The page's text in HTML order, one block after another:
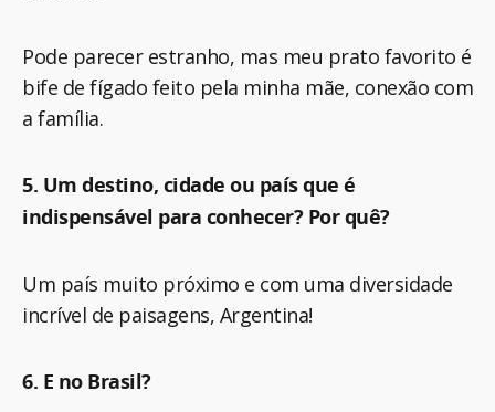
Pode parecer estranho, mas meu prato favorito é
bife de fígado feito pela minha mãe, conexão com
a família.
5. Um destino, cidade ou país que é
indispensável para conhecer? Por quê?
Um país muito próximo e com uma diversidade
incrível de paisagens, Argentina!
6. E no Brasil?